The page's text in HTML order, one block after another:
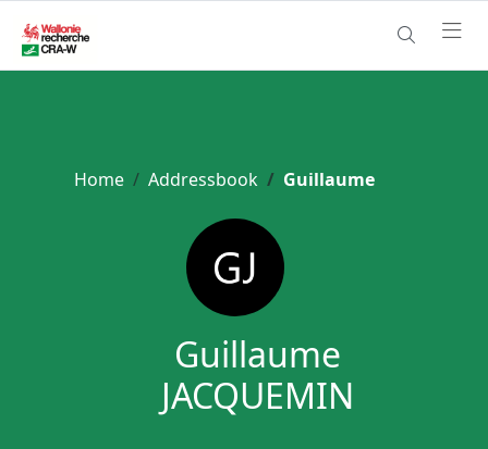
Home Addressbook Guillaume
Guillaume
JACQUEMIN